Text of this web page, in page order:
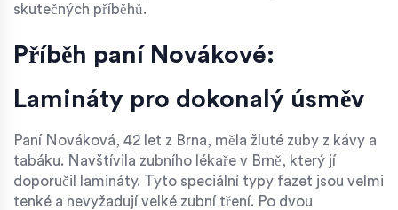
skutečných příběhů.
Příběh paní Novákové:
Lamináty pro dokonalý úsměv
Paní Nováková, 42 let z Brna, měla žluté zuby z kávy a
tabáku. Navštívila zubního lékaře v Brně, který jí
doporučil
lamináty. Tyto speciální typy fazet jsou velmi
tenké a nevyžadují velké zubní tření. Po dvou